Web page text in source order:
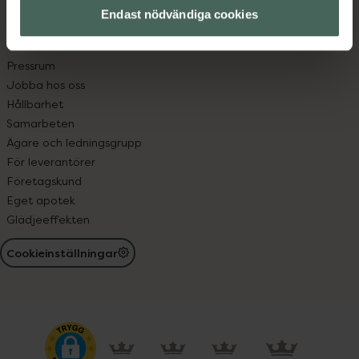
Endast nödvändiga cookies
Elektroniskt expertstöd, EES
Om oss
Pressrum
Jobba hos oss
Hållbarhet
Samarbeten
Ägare och ledningsgrupp
För leverantörer
Företagskund
Eget apotek
Glädjeeffekten
Cookieinställningar